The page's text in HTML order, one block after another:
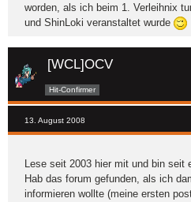
worden, als ich beim 1. Verleihnix
und ShinLoki veranstaltet wurde
[WCL]OCV
Hit-Confirmer
13. August 2008
Lese seit 2003 hier mit und bin seit
Hab das forum gefunden, als ich
informieren wollte (meine ersten